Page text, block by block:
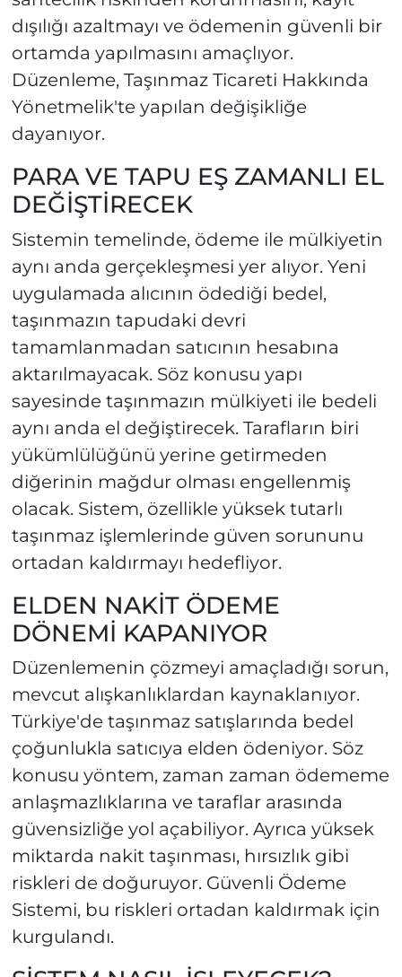
dışılığı azaltmayı ve ödemenin güvenli bir
ortamda yapılmasını amaçlıyor.
Düzenleme, Taşınmaz Ticareti Hakkında
Yönetmelik'te yapılan değişikliğe
dayanıyor.
PARA VE TAPU EŞ ZAMANLI EL
DEĞİŞTİRECEK
Sistemin temelinde, ödeme ile mülkiyetin
aynı anda gerçekleşmesi yer alıyor. Yeni
uygulamada alıcının ödediği bedel,
taşınmazın tapudaki devri
tamamlanmadan satıcının hesabına
aktarılmayacak. Söz konusu yapı
sayesinde taşınmazın mülkiyeti ile bedeli
aynı anda el değiştirecek. Tarafların biri
yükümlülüğünü yerine getirmeden
diğerinin mağdur olması engellenmiş
olacak. Sistem, özellikle yüksek tutarlı
taşınmaz işlemlerinde güven sorununu
ortadan kaldırmayı hedefliyor.
ELDEN NAKİT ÖDEME
DÖNEMİ KAPANIYOR
Düzenlemenin çözmeyi amaçladığı sorun,
mevcut alışkanlıklardan kaynaklanıyor.
Türkiye'de taşınmaz satışlarında bedel
çoğunlukla satıcıya elden ödeniyor. Söz
konusu yöntem, zaman zaman ödememe
anlaşmazlıklarına ve taraflar arasında
güvensizliğe yol açabiliyor. Ayrıca yüksek
miktarda nakit taşınması, hırsızlık gibi
riskleri de doğuruyor. Güvenli Ödeme
Sistemi, bu riskleri ortadan kaldırmak için
kurgulandı.